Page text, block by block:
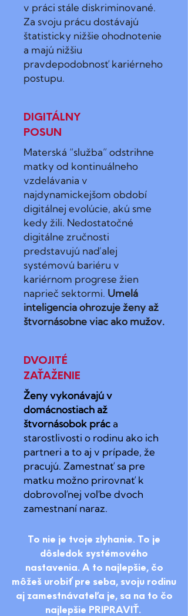
v práci stále diskriminované.
Za svoju prácu dostávajú
štatisticky nižšie ohodnotenie
a majú nižšiu
pravdepodobnosť kariérneho
postupu.
DIGITÁLNY
POSUN
Materská “služba” odstrihne
matky od kontinuálneho
vzdelávania v
najdynamickejšom období
digitálnej evolúcie, akú sme
kedy žili. Nedostatočné
digitálne zručnosti
predstavujú naďalej
systémovú bariéru v
kariérnom progrese žien
naprieč sektormi. Umelá
inteligencia ohrozuje ženy až
štvornásobne viac ako mužov.
DVOJITÉ
ZAŤAŽENIE
Ženy vykonávajú v
domácnostiach až
štvornásobok prác a
starostlivosti o rodinu ako ich
partneri a to aj v prípade, že
pracujú. Zamestnať sa pre
matku možno prirovnať k
dobrovoľnej voľbe dvoch
zamestnaní naraz.
To nie je tvoje zlyhanie. To je
dôsledok systémového
nastavenia. A to najlepšie, čo
môžeš urobiť pre seba, svoju rodinu
aj zamestnávateľa je, sa na to čo
najlepšie PRIPRAVIŤ.